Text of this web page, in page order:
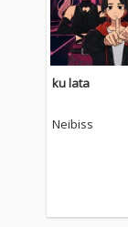
ku lata
Neibiss